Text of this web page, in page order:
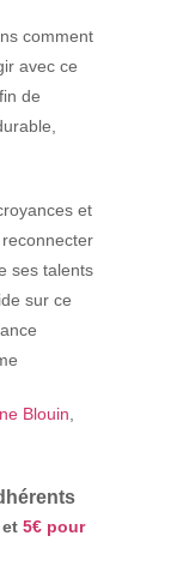
comment
avec ce
de
et
ses talents
sur ce
Blouin
5€ pour